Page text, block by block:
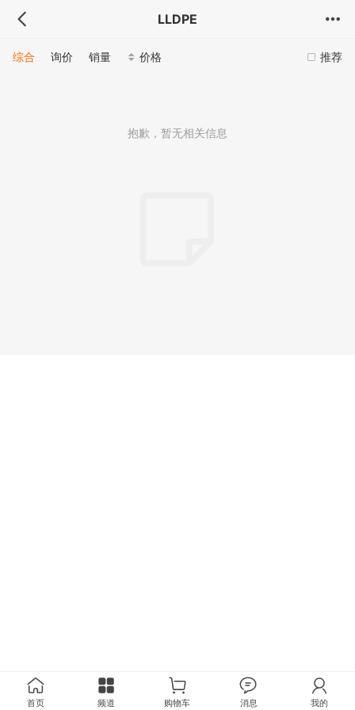
LLDPE
推荐
综合 询价 销量 价格
抱歉，暂无相关信息
首页 频道 购物车 消息 我的